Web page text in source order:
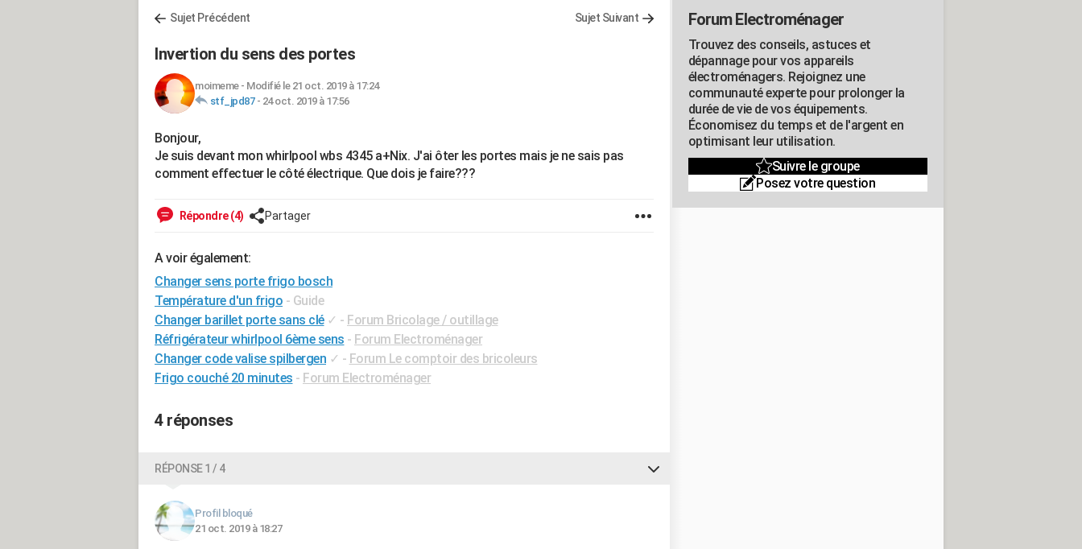
Sujet Précédent Sujet Suivant
Invertion du sens des portes
moimeme- Modifié le 21 oct. 2019 à 17:24
stf_jpd87- 24 oct. 2019 à 17:56
Bonjour,
Je suis devant mon whirlpool wbs 4345 a+Nix. J'ai ôter les portes mais je ne sais pas
comment effectuer le côté électrique. Que dois je faire???
Répondre (4) Partager
A voir également:
Changer sens porte frigo bosch
Température d'un frigo - Guide
Changer barillet porte sans clé ✓ - Forum Bricolage / outillage
Réfrigérateur whirlpool 6ème sens - Forum Electroménager
Changer code valise spilbergen ✓ - Forum Le comptoir des bricoleurs
Frigo couché 20 minutes - Forum Electroménager
4 réponses
RÉPONSE 1 / 4
Profil bloqué
21 oct. 2019 à 18:27
Forum Electroménager
Trouvez des conseils, astuces et
dépannage pour vos appareils
électroménagers. Rejoignez une
communauté experte pour prolonger la
durée de vie de vos équipements.
Économisez du temps et de l'argent en
optimisant leur utilisation.
Suivre le groupe
Posez votre question